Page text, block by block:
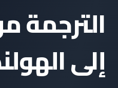
الترجمة
إلى